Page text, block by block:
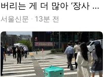
버리는 게 더 많아 ‘장사 포
기’
서울신문 13분 전